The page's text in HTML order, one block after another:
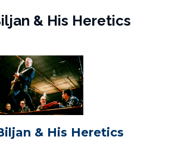
& His Heretics
& His Heretics